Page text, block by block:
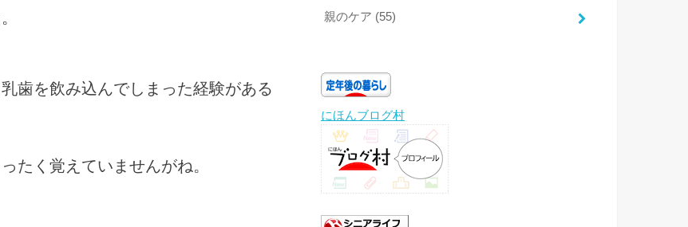
。
歯を飲み込んでしまった経験がある
たく覚えていませんがね。
親のケア (55)
にほんブログ村